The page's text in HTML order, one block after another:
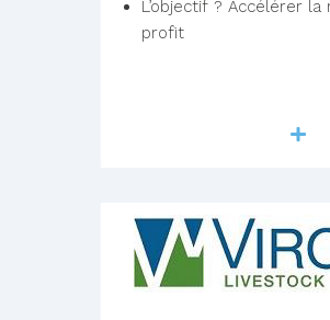
L’objectif ? Accélérer
profit